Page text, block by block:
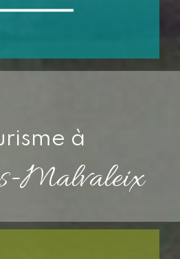
à
Malvaleix